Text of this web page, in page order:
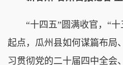
“十四五”圆满收官，“十
起点，瓜州县如何谋篇布局
习贯彻党的二十届四中全会